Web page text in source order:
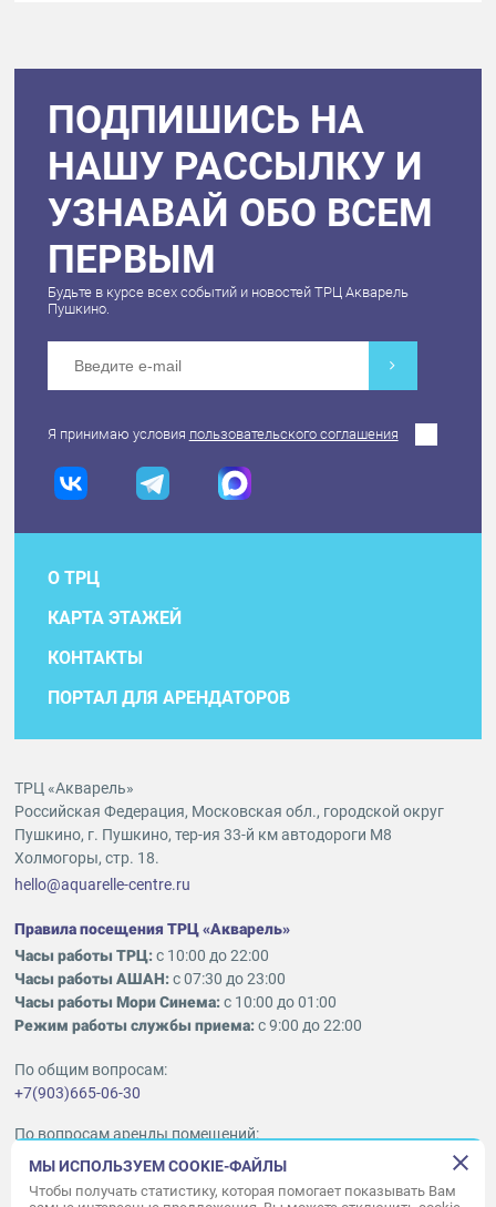
ПОДПИШИСЬ НА
НАШУ РАССЫЛКУ И
УЗНАВАЙ ОБО ВСЕМ
ПЕРВЫМ
Будьте в курсе всех событий и новостей ТРЦ Акварель
Пушкино.
Я принимаю условия пользовательского соглашения
О ТРЦ
КАРТА ЭТАЖЕЙ
КОНТАКТЫ
ПОРТАЛ ДЛЯ АРЕНДАТОРОВ
ТРЦ «Акварель»
Российская Федерация, Московская обл., городской округ
Пушкино, г. Пушкино, тер-ия 33-й км автодороги М8
Холмогоры, стр. 18.
hello@aquarelle-centre.ru
Правила посещения ТРЦ «Акварель»
Часы работы ТРЦ:с 10:00 до 22:00
Часы работы АШАН:с 07:30 до 23:00
Часы работы Мори Синема:с 10:00 до 01:00
Режим работы службы приема:с 9:00 до 22:00
По общим вопросам:
+7(903)665-06-30
По вопросам аренды помещений:
ukleykina@nhood.com
+7(903)665-98-78
МЫ ИСПОЛЬЗУЕМ COOKIE-ФАЙЛЫ
Чтобы получать статистику, которая помогает показывать Вам